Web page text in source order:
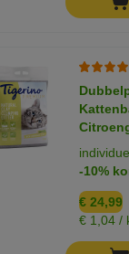
-10%
€ 24,99
€ 1,04 /